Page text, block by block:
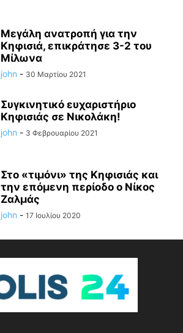
Μεγάλη ανατροπή για την
Κηφισιά, επικράτησε 3-2 του
Μίλωνα
john - 30 Μαρτίου 2021
Συγκινητικό ευχαριστήριο
Κηφισιάς σε Νικολάκη!
john - 3 Φεβρουαρίου 2021
Στο «τιμόνι» της Κηφισιάς και
την επόμενη περίοδο ο Νίκος
Ζαλμάς
john - 17 Ιουλίου 2020